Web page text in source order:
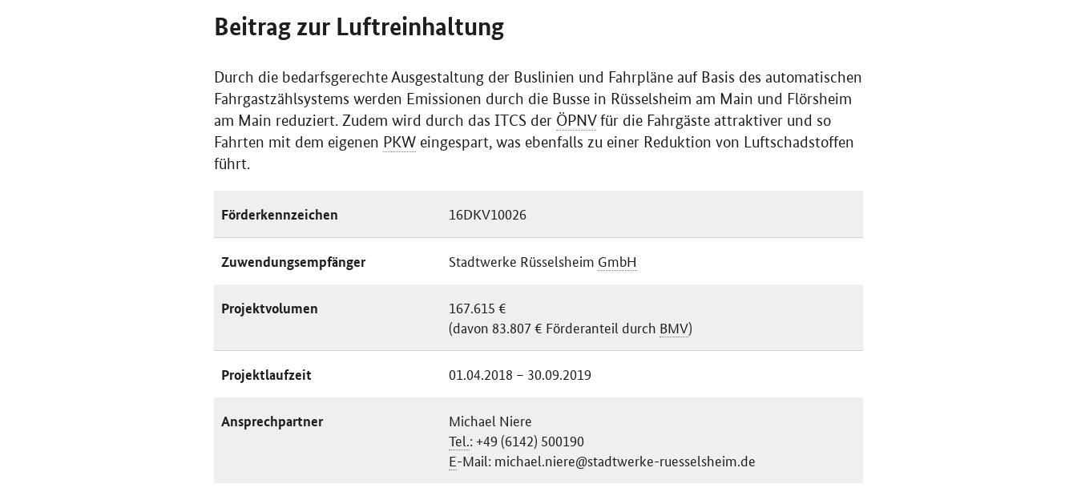
Beitrag zur Luftreinhaltung
Durch die bedarfsgerechte Ausgestaltung der Buslinien und Fahrpläne auf Basis des automatischen
Fahrgastzählsystems werden Emissionen durch die Busse in Rüsselsheim am Main und Flörsheim
am Main reduziert. Zudem wird durch das ITCS der ÖPNVfür die Fahrgäste attraktiver und so
Fahrten mit dem eigenen PKW eingespart, was ebenfalls zu einer Reduktion von Luftschadstoffen
führt.
Förderkennzeichen 16DKV10026
Zuwendungsempfänger Stadtwerke Rüsselsheim GmbH
Projektvolumen
167.615 €
(davon 83.807 € Förderanteil durch BMV)
Projektlaufzeit 01.04.2018 – 30.09.2019
Ansprechpartner
Michael Niere
Tel.: +49 (6142) 500190
E-Mail: michael.niere@stadtwerke-ruesselsheim.de